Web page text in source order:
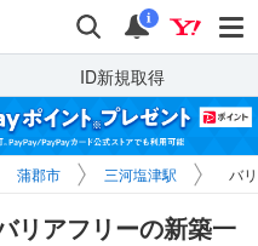
検索 通知
i
ID新規取得
蒲郡市 三河塩津駅 バ
リアフリーの新築一